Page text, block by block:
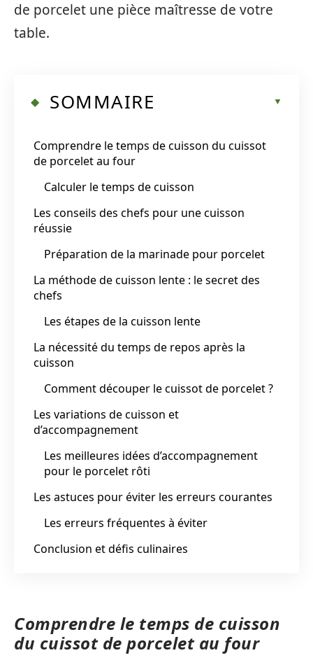
de porcelet une pièce maîtresse de votre
table.
SOMMAIRE
Comprendre le temps de cuisson du cuissot
de porcelet au four
Calculer le temps de cuisson
Les conseils des chefs pour une cuisson
réussie
Préparation de la marinade pour porcelet
La méthode de cuisson lente : le secret des
chefs
Les étapes de la cuisson lente
La nécessité du temps de repos après la
cuisson
Comment découper le cuissot de porcelet ?
Les variations de cuisson et
d’accompagnement
Les meilleures idées d’accompagnement
pour le porcelet rôti
Les astuces pour éviter les erreurs courantes
Les erreurs fréquentes à éviter
Conclusion et défis culinaires
Comprendre le temps de cuisson
du cuissot de porcelet au four